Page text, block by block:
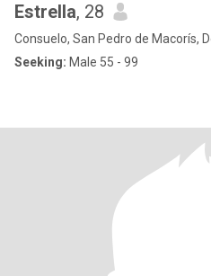
Estrella, 28
Consuelo, San Pedro de Macorís,
Seeking: Male 55 - 99